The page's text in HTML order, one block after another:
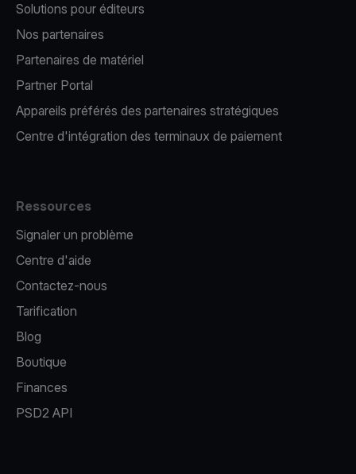
Solutions pour éditeurs​
Nos partenaires​
Partenaires de matériel
Partner Portal
Appareils préférés des partenaires stratégiques
Centre d'intégration des terminaux de paiement
Ressources
Signaler un problème
Centre d'aide
Contactez-nous
Tarification
Blog
Boutique
Finances
PSD2 API